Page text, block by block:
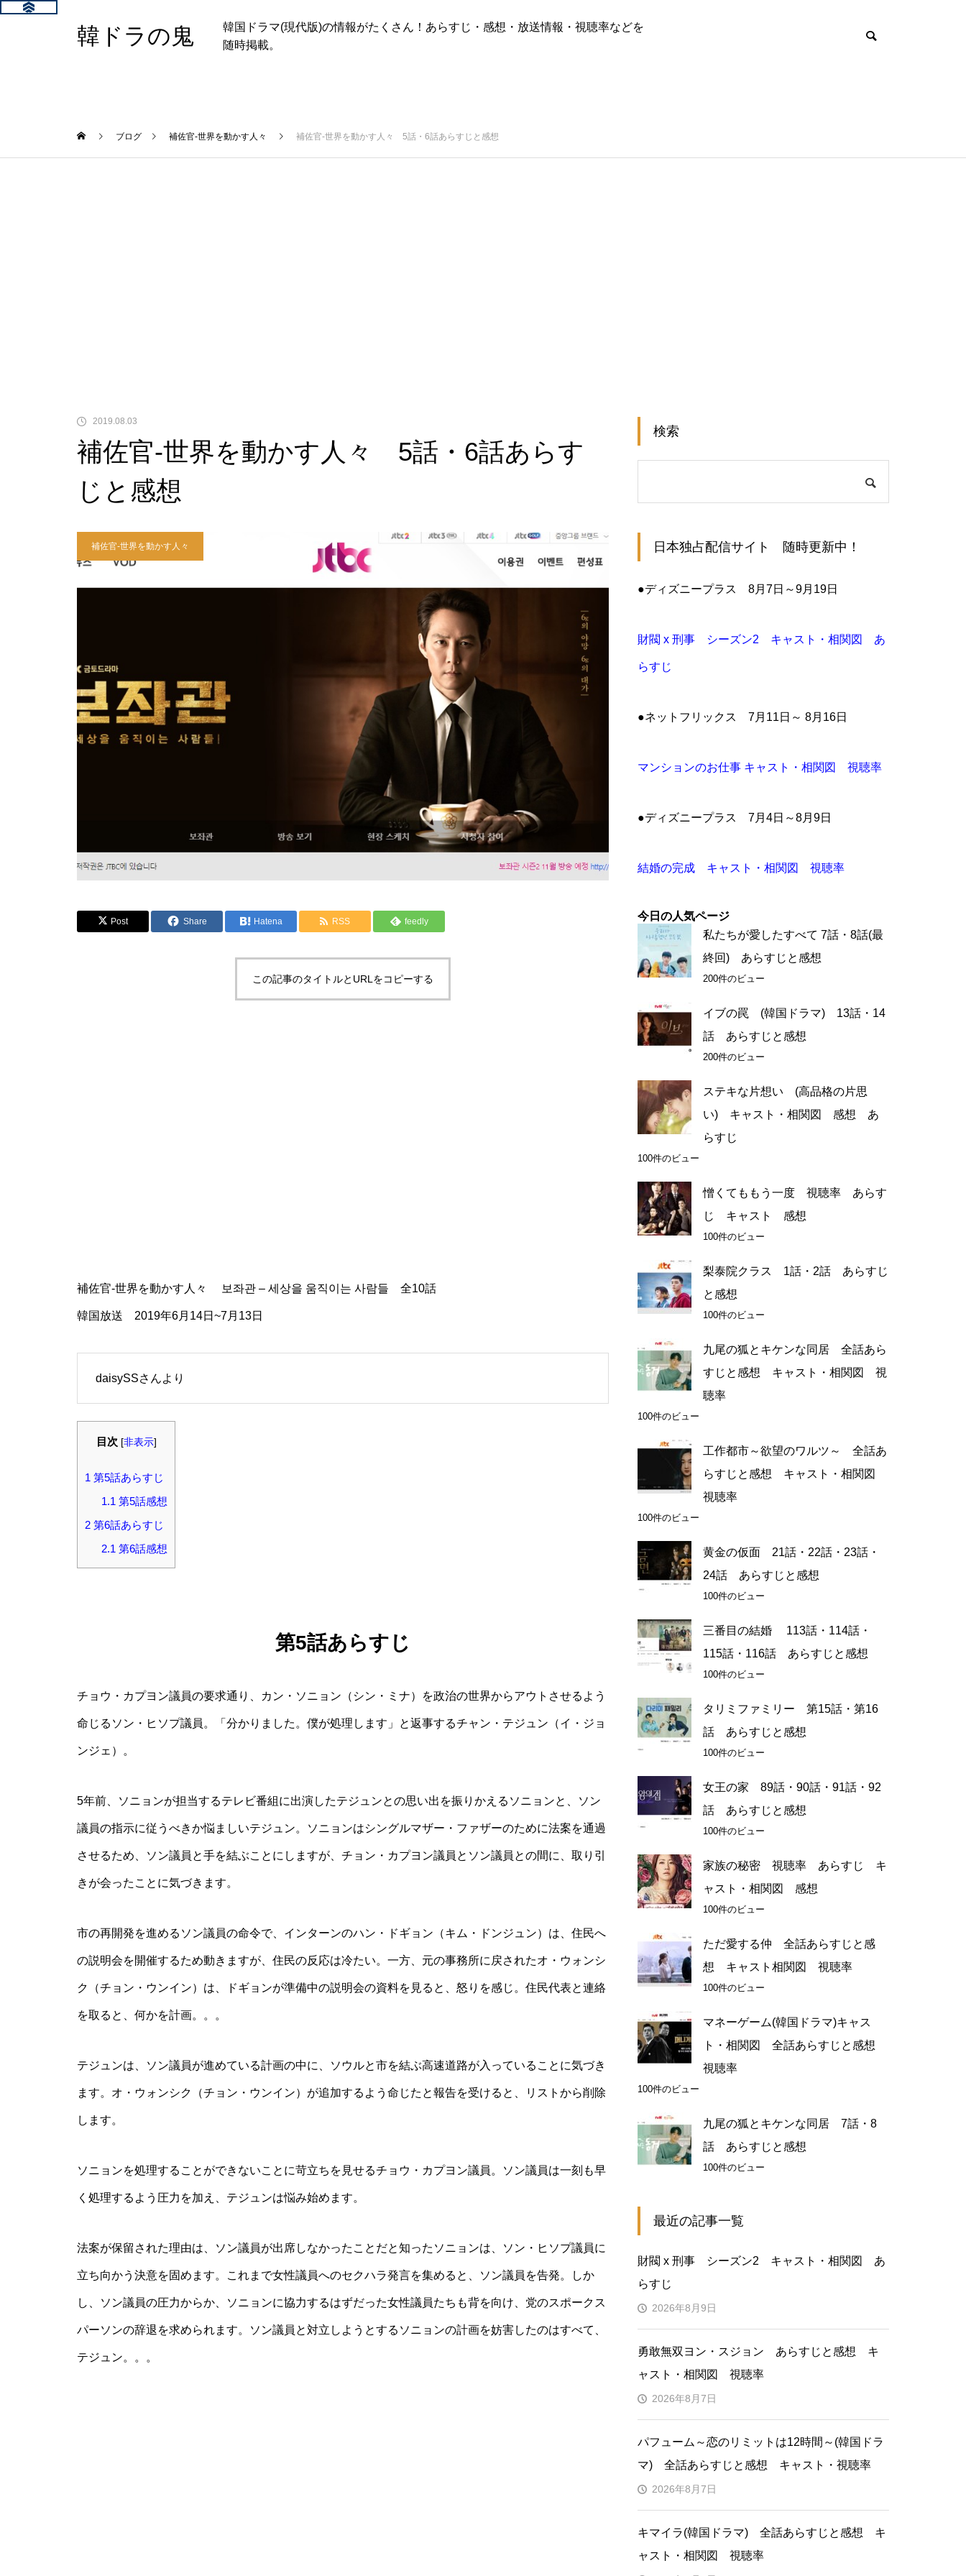
韓ドラの鬼
韓国ドラマ(現代版)の情報がたくさん！あらすじ・感想・放送情報・視聴率などを
随時掲載。
ブログ 補佐官-世界を動かす人々 補佐官-世界を動かす人々 5話・6話あらすじと感想
2019.08.03
補佐官-世界を動かす人々 5話・6話あらす
じと感想
補佐官-世界を動かす人々
Post Share Hatena RSS feedly
この記事のタイトルとURLをコピーする
補佐官-世界を動かす人々 보좌관 – 세상을 움직이는 사람들 全10話
韓国放送 2019年6月14日~7月13日
daisySSさんより
目次 [非表示]
1 第5話あらすじ
1.1 第5話感想
2 第6話あらすじ
2.1 第6話感想
第5話あらすじ
チョウ・カプヨン議員の要求通り、カン・ソニョン（シン・ミナ）を政治の世界からアウトさせるよう
命じるソン・ヒソプ議員。「分かりました。僕が処理します」と返事するチャン・テジュン（イ・ジョ
ンジェ）。
5年前、ソニョンが担当するテレビ番組に出演したテジュンとの思い出を振りかえるソニョンと、ソン
議員の指示に従うべきか悩ましいテジュン。ソニョンはシングルマザー・ファザーのために法案を通過
させるため、ソン議員と手を結ぶことにしますが、チョン・カプヨン議員とソン議員との間に、取り引
きが会ったことに気づきます。
市の再開発を進めるソン議員の命令で、インターンのハン・ドギョン（キム・ドンジュン）は、住民へ
の説明会を開催するため動きますが、住民の反応は冷たい。一方、元の事務所に戻されたオ・ウォンシ
ク（チョン・ウンイン）は、ドギョンが準備中の説明会の資料を見ると、怒りを感じ。住民代表と連絡
を取ると、何かを計画。。。
テジュンは、ソン議員が進めている計画の中に、ソウルと市を結ぶ高速道路が入っていることに気づき
ます。オ・ウォンシク（チョン・ウンイン）が追加するよう命じたと報告を受けると、リストから削除
します。
ソニョンを処理することができないことに苛立ちを見せるチョウ・カプヨン議員。ソン議員は一刻も早
く処理するよう圧力を加え、テジュンは悩み始めます。
法案が保留された理由は、ソン議員が出席しなかったことだと知ったソニョンは、ソン・ヒソプ議員に
立ち向かう決意を固めます。これまで女性議員へのセクハラ発言を集めると、ソン議員を告発。しか
し、ソン議員の圧力からか、ソニョンに協力するはずだった女性議員たちも背を向け、党のスポークス
パーソンの辞退を求められます。ソン議員と対立しようとするソニョンの計画を妨害したのはすべて、
テジュン。。。
検索
日本独占配信サイト 随時更新中！
●ディズニープラス 8月7日～9月19日
財閥 x 刑事 シーズン2 キャスト・相関図 あ
らすじ
●ネットフリックス 7月11日～ 8月16日
マンションのお仕事 キャスト・相関図 視聴率
●ディズニープラス 7月4日～8月9日
結婚の完成 キャスト・相関図 視聴率
今日の人気ページ
私たちが愛したすべて 7話・8話(最
終回) あらすじと感想
200件のビュー
イブの罠 (韓国ドラマ) 13話・14
話 あらすじと感想
200件のビュー
ステキな片想い (高品格の片思
い) キャスト・相関図 感想 あ
らすじ
100件のビュー
憎くてももう一度 視聴率 あらす
じ キャスト 感想
100件のビュー
梨泰院クラス 1話・2話 あらすじ
と感想
100件のビュー
九尾の狐とキケンな同居 全話あら
すじと感想 キャスト・相関図 視
聴率
100件のビュー
工作都市～欲望のワルツ～ 全話あ
らすじと感想 キャスト・相関図
視聴率
100件のビュー
黄金の仮面 21話・22話・23話・
24話 あらすじと感想
100件のビュー
三番目の結婚 113話・114話・
115話・116話 あらすじと感想
100件のビュー
タリミファミリー 第15話・第16
話 あらすじと感想
100件のビュー
女王の家 89話・90話・91話・92
話 あらすじと感想
100件のビュー
家族の秘密 視聴率 あらすじ キ
ャスト・相関図 感想
100件のビュー
ただ愛する仲 全話あらすじと感
想 キャスト相関図 視聴率
100件のビュー
マネーゲーム(韓国ドラマ)キャス
ト・相関図 全話あらすじと感想
視聴率
100件のビュー
九尾の狐とキケンな同居 7話・8
話 あらすじと感想
100件のビュー
最近の記事一覧
財閥 x 刑事 シーズン2 キャスト・相関図 あ
らすじ
2026年8月9日
勇敢無双ヨン・スジョン あらすじと感想 キ
ャスト・相関図 視聴率
2026年8月7日
パフューム～恋のリミットは12時間～(韓国ドラ
マ) 全話あらすじと感想 キャスト・視聴率
2026年8月7日
キマイラ(韓国ドラマ) 全話あらすじと感想 キ
ャスト・相関図 視聴率